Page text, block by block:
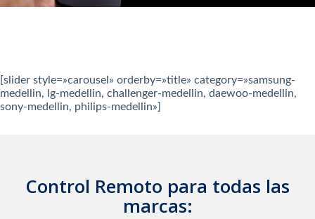
[slider style=»carousel» orderby=»title» category=»samsung-
medellin, lg-medellin, challenger-medellin, daewoo-medellin,
sony-medellin, philips-medellin»]
Control Remoto para todas las
marcas: